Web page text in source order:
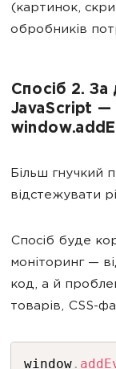
(картинок,
обробників
Спосіб 2.
JavaScript —
Більш гнучкий
відстежувати
Спосіб буде
моніторинг —
код, а й
товарів, CSS-
window.